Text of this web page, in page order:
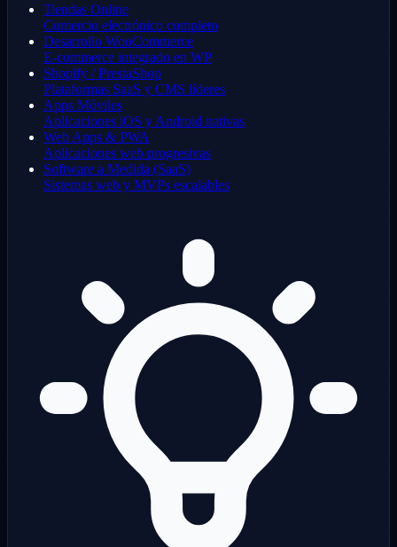
Tiendas Online
Comercio electrónico completo
Desarrollo WooCommerce
E-commerce integrado en WP
Shopify / PrestaShop
Plataformas SaaS y CMS líderes
Apps Móviles
Aplicaciones iOS y Android nativas
Web Apps & PWA
Aplicaciones web progresivas
Software a Medida (SaaS)
Sistemas web y MVPs escalables